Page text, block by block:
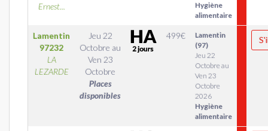
Ernest...
Hygiène
alimentaire
Lamentin
97232
LA
LEZARDE
Jeu 22
Octobre au
Ven 23
Octobre
Places
disponibles
499€
Lamentin
(97)
Jeu 22
Octobre au
Ven 23
Octobre
2026
Hygiène
alimentaire